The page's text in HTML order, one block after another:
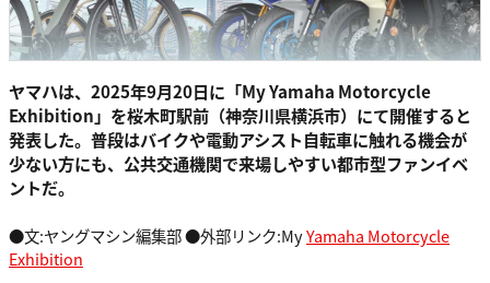
ヤマハは、2025年9月20日に「My Yamaha Motorcycle
Exhibition」を桜木町駅前（神奈川県横浜市）にて開催すると
発表した。普段はバイクや電動アシスト自転車に触れる機会が
少ない方にも、公共交通機関で来場しやすい都市型ファンイベ
ントだ。
●文:ヤングマシン編集部 ●外部リンク:MyYamaha Motorcycle
Exhibition